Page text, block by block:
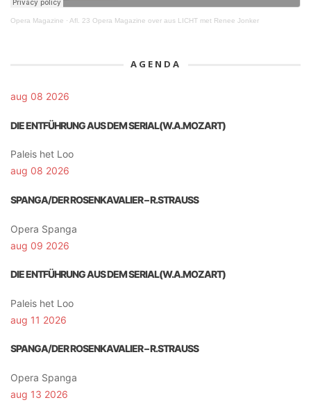
Opera Magazine · Afl. 23 Opera Magazine over aus LICHT met Renee Jonker
AGENDA
aug 08 2026
DIE ENTFÜHRUNG AUS DEM SERIAL(W.A.MOZART)
Paleis het Loo
aug 08 2026
SPANGA/DER ROSENKAVALIER – R.STRAUSS
Opera Spanga
aug 09 2026
DIE ENTFÜHRUNG AUS DEM SERIAL(W.A.MOZART)
Paleis het Loo
aug 11 2026
SPANGA/DER ROSENKAVALIER – R.STRAUSS
Opera Spanga
aug 13 2026